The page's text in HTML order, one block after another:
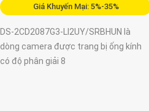
Giá Khuyến Mại: 5%-35%
DS-2CD2087G3-LI2UY/SRBHUN là
dòng camera được trang bị ống kính
có độ phân giải 8